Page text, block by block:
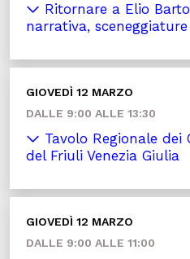
Ritornare a Elio
narrativa, sceneggiature
GIOVEDÌ 12 MARZO
DALLE 9:00 ALLE 13:30
Tavolo Regionale
del Friuli Venezia Giulia
GIOVEDÌ 12 MARZO
DALLE 9:00 ALLE 11:00